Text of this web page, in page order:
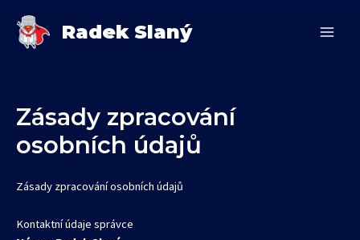
obsah
Radek Slaný
Zásady zpracování
osobních údajů
Zásady zpracování osobních údajů
Kontaktní údaje správce